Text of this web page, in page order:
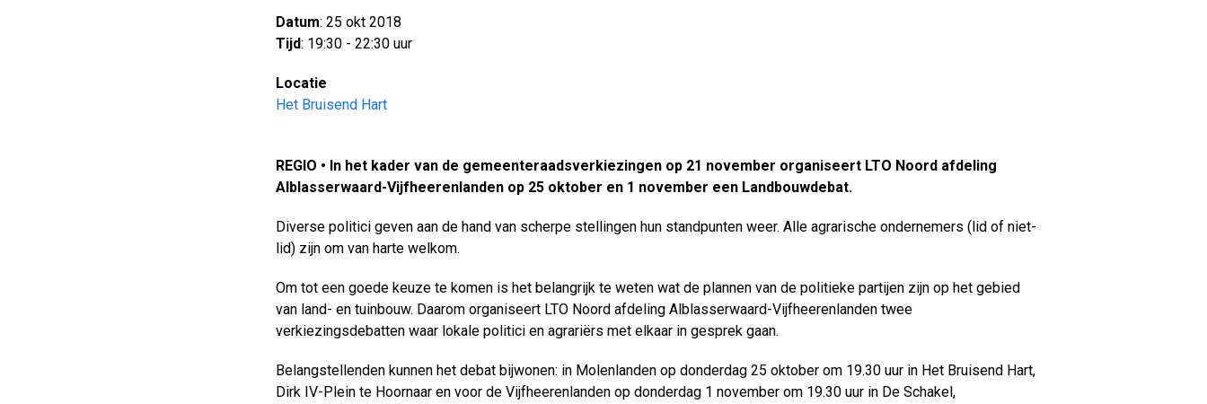
Datum: 25 okt 2018
Tijd: 19:30 - 22:30 uur
Locatie
Het Bruisend Hart
REGIO • In het kader van de gemeenteraadsverkiezingen op 21 november organiseert LTO Noord afdeling
Alblasserwaard-Vijfheerenlanden op 25 oktober en 1 november een Landbouwdebat.
Diverse politici geven aan de hand van scherpe stellingen hun standpunten weer. Alle agrarische ondernemers (lid of niet-
lid) zijn om van harte welkom.
Om tot een goede keuze te komen is het belangrijk te weten wat de plannen van de politieke partijen zijn op het gebied
van land- en tuinbouw. Daarom organiseert LTO Noord afdeling Alblasserwaard-Vijfheerenlanden twee
verkiezingsdebatten waar lokale politici en agrariërs met elkaar in gesprek gaan.
Belangstellenden kunnen het debat bijwonen: in Molenlanden op donderdag 25 oktober om 19.30 uur in Het Bruisend Hart,
Dirk IV-Plein te Hoornaar en voor de Vijfheerenlanden op donderdag 1 november om 19.30 uur in De Schakel,